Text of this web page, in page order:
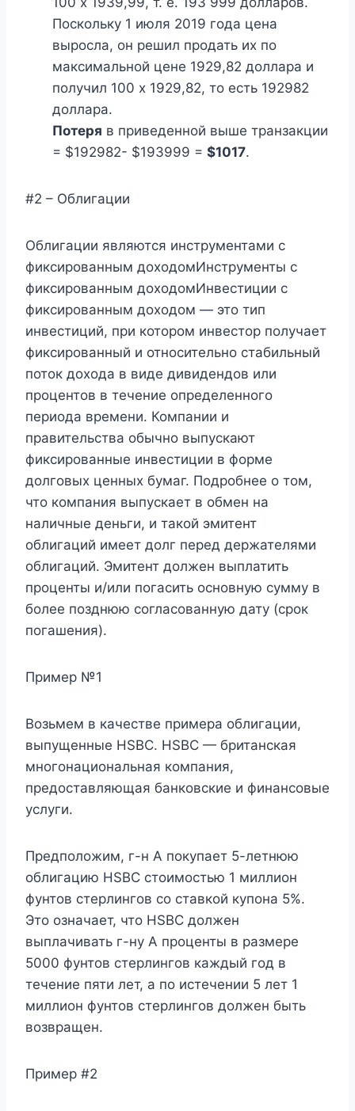
Поскольку 1 июля 2019 года цена
выросла, он решил продать их по
максимальной цене 1929,82 доллара и
получил 100 x 1929,82, то есть 192982
доллара.
Потеря в приведенной выше транзакции
= $192982- $193999 = $1017.
#2 – Облигации
Облигации являются инструментами с
фиксированным доходомИнструменты с
фиксированным доходомИнвестиции с
фиксированным доходом — это тип
инвестиций, при котором инвестор получает
фиксированный и относительно стабильный
поток дохода в виде дивидендов или
процентов в течение определенного
периода времени. Компании и
правительства обычно выпускают
фиксированные инвестиции в форме
долговых ценных бумаг. Подробнее о том,
что компания выпускает в обмен на
наличные деньги, и такой эмитент
облигаций имеет долг перед держателями
облигаций. Эмитент должен выплатить
проценты и/или погасить основную сумму в
более позднюю согласованную дату (срок
погашения).
Пример №1
Возьмем в качестве примера облигации,
выпущенные HSBC. HSBC — британская
многонациональная компания,
предоставляющая банковские и финансовые
услуги.
Предположим, г-н А покупает 5-летнюю
облигацию HSBC стоимостью 1 миллион
фунтов стерлингов со ставкой купона 5%.
Это означает, что HSBC должен
выплачивать г-ну А проценты в размере
5000 фунтов стерлингов каждый год в
течение пяти лет, а по истечении 5 лет 1
миллион фунтов стерлингов должен быть
возвращен.
Пример #2